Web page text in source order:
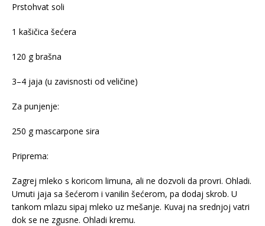
Prstohvat soli
1 kašičica šećera
120 g brašna
3–4 jaja (u zavisnosti od veličine)
Za punjenje:
250 g mascarpone sira
Priprema:
Zagrej mleko s koricom limuna, ali ne dozvoli da provri. Ohladi.
Umuti jaja sa šećerom i vanilin šećerom, pa dodaj skrob. U
tankom mlazu sipaj mleko uz mešanje. Kuvaj na srednjoj vatri
dok se ne zgusne. Ohladi kremu.